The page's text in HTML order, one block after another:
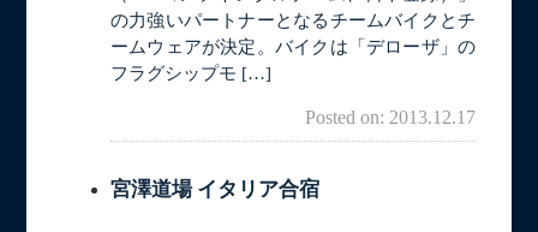
の力強いパートナーとなるチームバイクとチ
ームウェアが決定。バイクは「デローザ」の
フラグシップモ […]
Posted on: 2013.12.17
宮澤道場 イタリア合宿